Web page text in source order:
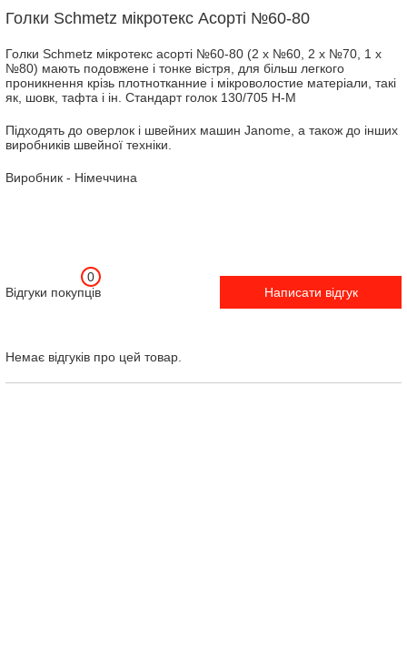
Голки Schmetz мікротекс Асорті №60-80
Голки Schmetz мікротекс асорті №60-80 (2 х №60, 2 х №70, 1 х
№80) мають подовжене і тонке вістря, для більш легкого
проникнення крізь плотнотканние і мікроволостие матеріали, такі
як, шовк, тафта і ін. Стандарт голок 130/705 H-М
Підходять до оверлок і швейних машин Janome, а також до інших
виробників швейної техніки.
Виробник - Німеччина
Відгуки покупців
0
Написати відгук
Немає відгуків про цей товар.